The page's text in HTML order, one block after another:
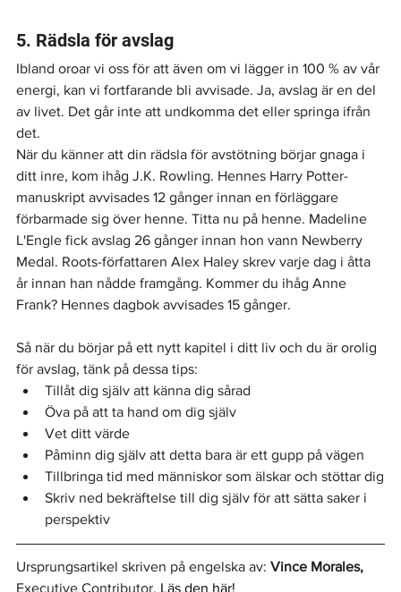
5. Rädsla för avslag
Ibland oroar vi oss för att även om vi lägger in 100 % av vår
energi, kan vi fortfarande bli avvisade. Ja, avslag är en del
av livet. Det går inte att undkomma det eller springa ifrån
det.
När du känner att din rädsla för avstötning börjar gnaga i
ditt inre, kom ihåg J.K. Rowling. Hennes Harry Potter-
manuskript avvisades 12 gånger innan en förläggare
förbarmade sig över henne. Titta nu på henne. Madeline
L'Engle fick avslag 26 gånger innan hon vann Newberry
Medal. Roots-författaren Alex Haley skrev varje dag i åtta
år innan han nådde framgång. Kommer du ihåg Anne
Frank? Hennes dagbok avvisades 15 gånger.
Så när du börjar på ett nytt kapitel i ditt liv och du är orolig
för avslag, tänk på dessa tips:
Tillåt dig själv att känna dig sårad
Öva på att ta hand om dig själv
Vet ditt värde
Påminn dig själv att detta bara är ett gupp på vägen
Tillbringa tid med människor som älskar och stöttar dig
Skriv ned bekräftelse till dig själv för att sätta saker i
perspektiv
Ursprungsartikel skriven på engelska av: Vince Morales,
Executive Contributor. Läs den här!